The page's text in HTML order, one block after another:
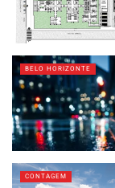
BELO HORIZONTE
CONTAGEM